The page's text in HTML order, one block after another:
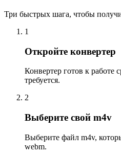
Три быстрых шага, чтобы
1
Откройте конвертер
Конвертер готов к работе
требуется.
2
Выберите свой m4v
Выберите файл m4v,
webm.